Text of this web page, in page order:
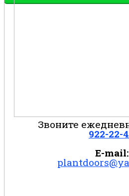
Звоните
922-22-
E-mail: